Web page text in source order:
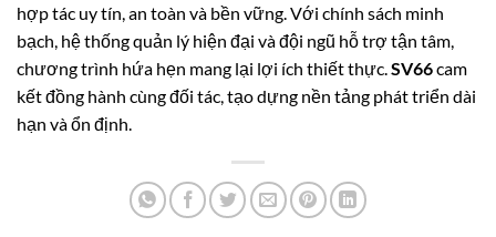
hợp tác uy tín, an toàn và bền vững. Với chính sách minh
bạch, hệ thống quản lý hiện đại và đội ngũ hỗ trợ tận tâm,
chương trình hứa hẹn mang lại lợi ích thiết thực.SV66cam
kết đồng hành cùng đối tác, tạo dựng nền tảng phát triển dài
hạn và ổn định.